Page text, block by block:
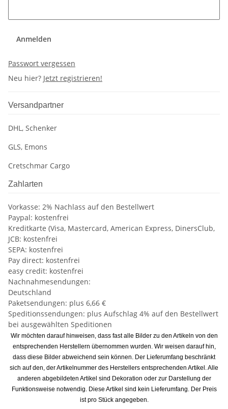
Anmelden
Passwort vergessen
Neu hier? Jetzt registrieren!
Versandpartner
DHL, Schenker
GLS, Emons
Cretschmar Cargo
Zahlarten
Vorkasse: 2% Nachlass auf den Bestellwert
Paypal: kostenfrei
Kreditkarte (Visa, Mastercard, American Express, DinersClub,
JCB: kostenfrei
SEPA: kostenfrei
Pay direct: kostenfrei
easy credit: kostenfrei
Nachnahmesendungen:
Deutschland
Paketsendungen: plus 6,66 €
Speditionssendungen: plus Aufschlag 4% auf den Bestellwert
bei ausgewählten Speditionen
Wir möchten darauf hinweisen, dass fast alle Bilder zu den Artikeln von den
entsprechenden Herstellern übernommen wurden. Wir weisen darauf hin,
dass diese Bilder abweichend sein können. Der Lieferumfang beschränkt
sich auf den, der Artikelnummer des Herstellers entsprechenden Artikel. Alle
anderen abgebildeten Artikel sind Dekoration oder zur Darstellung der
Funktionsweise notwendig. Diese Artikel sind kein Lieferumfang. Der Preis
ist pro Stück angegeben.